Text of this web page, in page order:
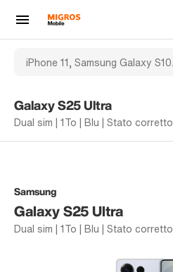
Galaxy S25 Ultra
Dual sim | 1To | Blu | Stato corretto
Samsung
Galaxy S25 Ultra
Dual sim | 1To | Blu | Stato corretto